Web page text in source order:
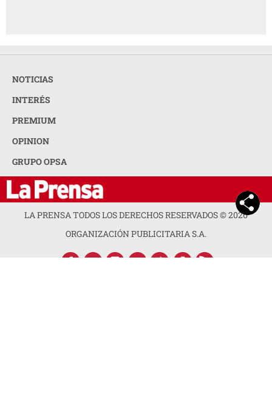
NOTICIAS
INTERÉS
PREMIUM
OPINION
GRUPO OPSA
LA PRENSA TODOS LOS DERECHOS RESERVADOS ©2026
ORGANIZACIÓN PUBLICITARIA S.A.